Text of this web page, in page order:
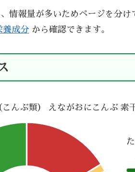
情報量が多いためページを分
養成分 から確認できます。
こんぶ類） えながおにこんぶ 素